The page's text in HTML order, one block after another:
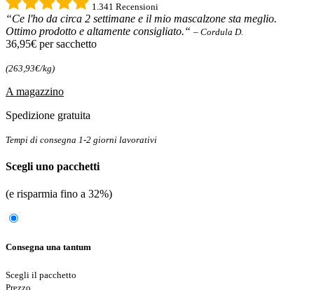
1.341 Recensioni
“Ce l'ho da circa 2 settimane e il mio mascalzone sta meglio.
Ottimo prodotto e altamente consigliato.“ – Cordula D.
36,95€ per sacchetto
(263,93€/kg)
A magazzino
Spedizione gratuita
Tempi di consegna 1-2 giorni lavorativi
Scegli uno pacchetti
(e risparmia fino a 32%)
Consegna una tantum
Scegli il pacchetto
Prezzo